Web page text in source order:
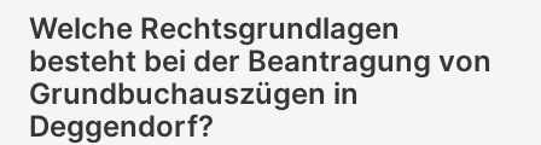
Welche Rechtsgrundlagen
besteht bei der Beantragung von
Grundbuchauszügen in
Deggendorf?